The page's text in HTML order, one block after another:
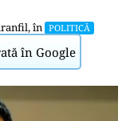
, în POLITICĂ
în Google